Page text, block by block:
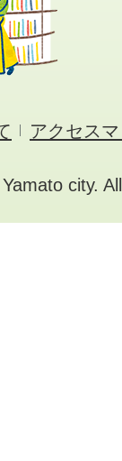
アクセス
city.